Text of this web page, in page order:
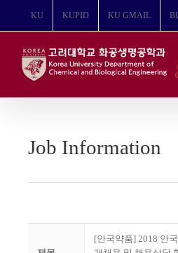
뛰
KU KUPID KU GMAIL
Job Information
[안국약품] 2018 안